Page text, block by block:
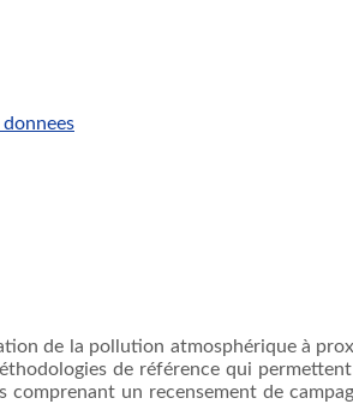
de la pollution atmosphérique à
de référence qui
un recensement de